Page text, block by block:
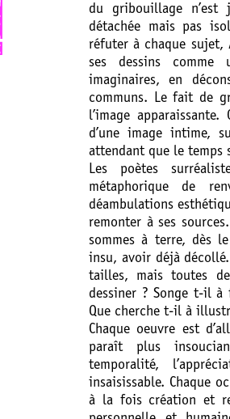
du gribouillage n’est
détachée mais pas
réfuter à chaque
ses dessins comme
imaginaires, en
communs. Le fait de
l’image
d’une image intime,
attendant que le temps
Les poètes
métaphorique de
déambulations
remonter à ses
sommes à terre, dès
insu, avoir déjà
tailles, mais toutes
dessiner ? Songe t-il
Que cherche t-il à
Chaque oeuvre est
paraît plus
temporalité,
insaisissable. Chaque
à la fois création et